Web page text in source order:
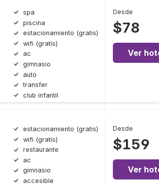
spa
piscina
estacionamiento (gratis)
wifi (gratis)
ac
gimnasio
auto
transfer
club infantil
Desde
$78
Ver
estacionamiento (gratis)
wifi (gratis)
restaurante
ac
gimnasio
accesible
Desde
$159
Ver